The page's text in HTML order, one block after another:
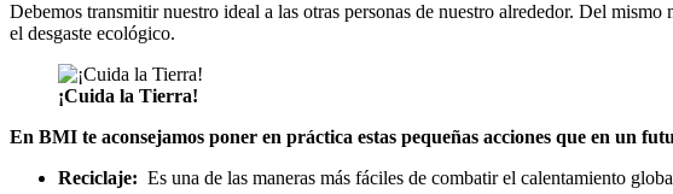
Debemos transmitir nuestro ideal a las otras personas de nuestro alrededor. Del
el desgaste ecológico.
¡Cuida la Tierra!
En BMI te aconsejamos poner en práctica estas pequeñas acciones que en un
Reciclaje: Es una de las maneras más fáciles de combatir el calentamiento